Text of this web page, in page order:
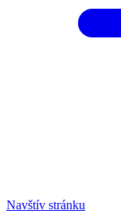
Navštív stránku